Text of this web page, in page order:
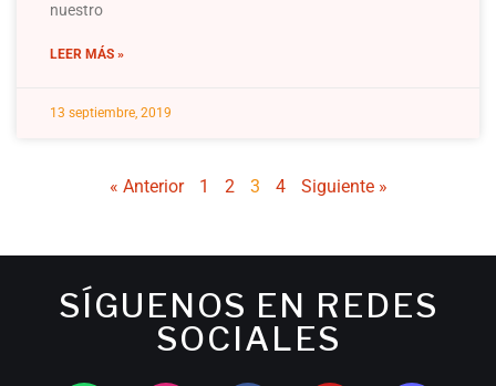
nuestro
LEER MÁS »
13 septiembre, 2019
« Anterior 1 2 3 4 Siguiente »
SÍGUENOS EN REDES
SOCIALES